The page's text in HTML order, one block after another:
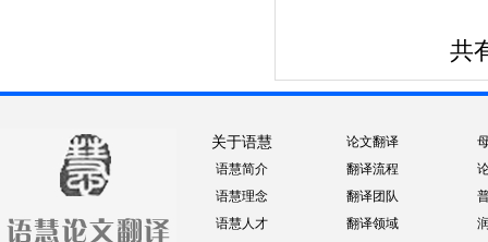
共
关于语慧
语慧简介
语慧理念
语慧人才
论文翻译
翻译流程
翻译团队
翻译领域